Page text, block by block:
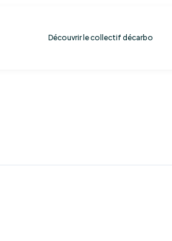
Découvrir le collectif décarbo